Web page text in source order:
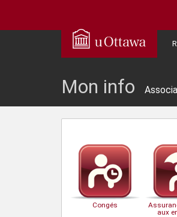
Mon info
Congés
aux